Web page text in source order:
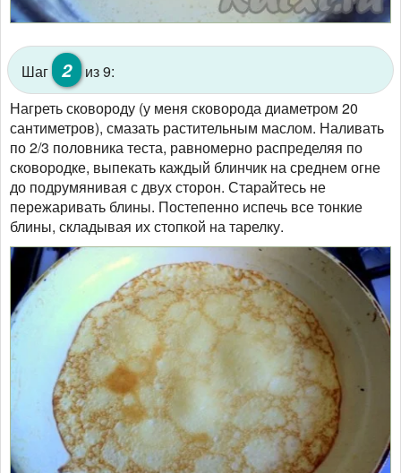
Шаг 2
из 9:
Нагреть сковороду (у меня сковорода диаметром 20
сантиметров), смазать растительным маслом. Наливать
по 2/3 половника теста, равномерно распределяя по
сковородке, выпекать каждый блинчик на среднем огне
до подрумянивая с двух сторон. Старайтесь не
пережаривать блины. Постепенно испечь все тонкие
блины, складывая их стопкой на тарелку.